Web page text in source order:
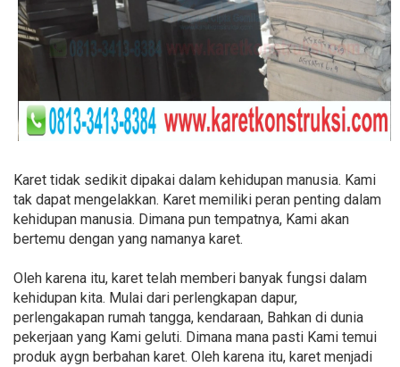
Karet tidak sedikit dipakai dalam kehidupan manusia. Kami
tak dapat mengelakkan. Karet memiliki peran penting dalam
kehidupan manusia. Dimana pun tempatnya, Kami akan
bertemu dengan yang namanya karet.
Oleh karena itu, karet telah memberi banyak fungsi dalam
kehidupan kita. Mulai dari perlengkapan dapur,
perlengakapan rumah tangga, kendaraan, Bahkan di dunia
pekerjaan yang Kami geluti. Dimana mana pasti Kami temui
produk aygn berbahan karet. Oleh karena itu, karet menjadi